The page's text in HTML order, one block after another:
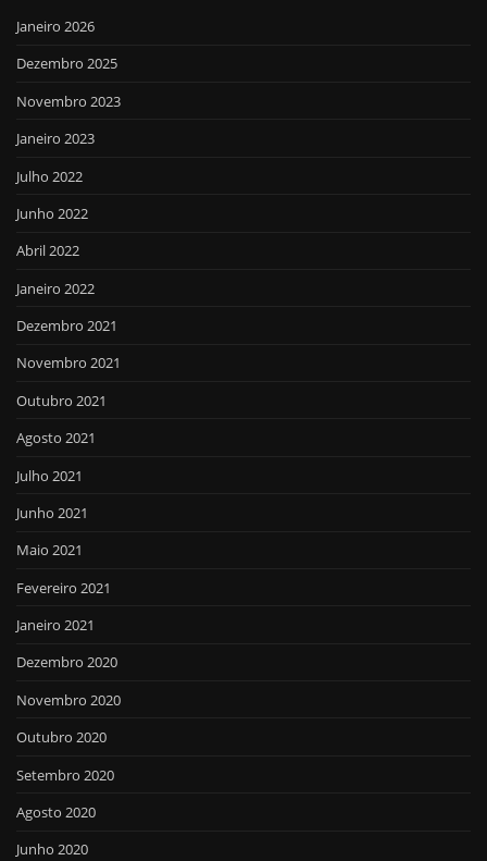
Janeiro 2026
Dezembro 2025
Novembro 2023
Janeiro 2023
Julho 2022
Junho 2022
Abril 2022
Janeiro 2022
Dezembro 2021
Novembro 2021
Outubro 2021
Agosto 2021
Julho 2021
Junho 2021
Maio 2021
Fevereiro 2021
Janeiro 2021
Dezembro 2020
Novembro 2020
Outubro 2020
Setembro 2020
Agosto 2020
Junho 2020